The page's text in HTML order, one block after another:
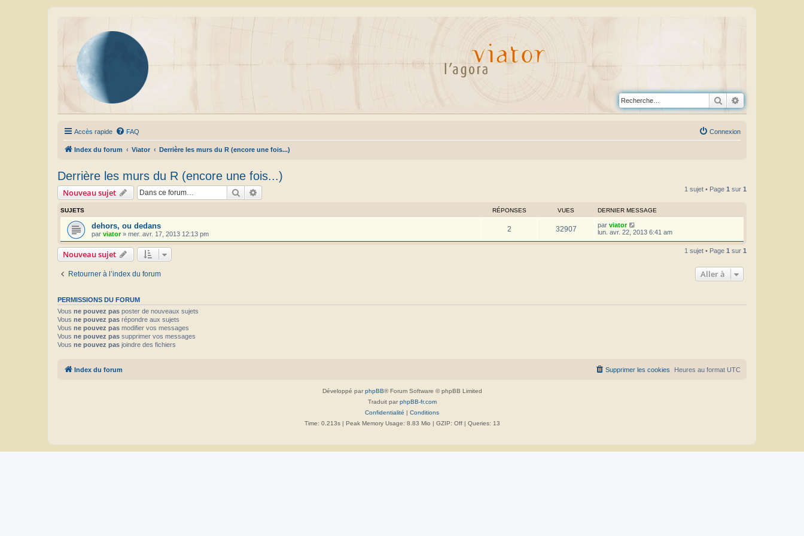
Rechercher
Accès rapide FAQ Connexion
Index du forum Viator Derrière les murs du R (encore une fois...)
Derrière les murs du R (encore une fois...)
Nouveau sujet Rechercher 1 sujet • Page 1 sur 1
SUJETS RÉPONSES VUES DERNIER MESSAGE
dehors, ou dedans
par viator» mer. avr. 17, 2013 12:13 pm
2 32907 par viator
lun. avr. 22, 2013 6:41 am
Nouveau sujet 1 sujet • Page 1 sur 1
Retourner à l’index du forum Aller à
PERMISSIONS DU FORUM
Vous ne pouvez pas poster de nouveaux sujets
Vous ne pouvez pas répondre aux sujets
Vous ne pouvez pas modifier vos messages
Vous ne pouvez pas supprimer vos messages
Vous ne pouvez pas joindre des fichiers
Index du forum Heures au format UTC
Supprimer les cookies
Développé par phpBB® Forum Software © phpBB Limited
Traduit par phpBB-fr.com
Confidentialité | Conditions
Time: 0.213s| Peak Memory Usage: 8.83 Mio | GZIP: Off | Queries: 13